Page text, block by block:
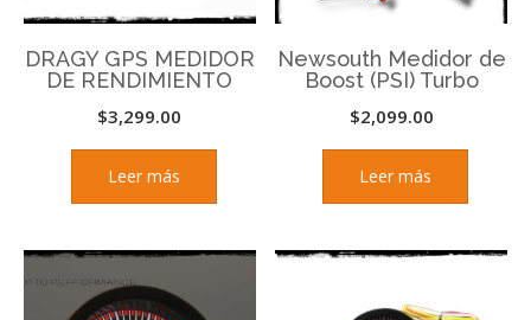
DRAGY GPS MEDIDOR
DE RENDIMIENTO
$3,299.00
Leer más
Newsouth Medidor de
Boost (PSI) Turbo
$2,099.00
Leer más